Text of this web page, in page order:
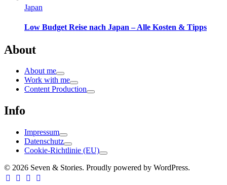
Japan
Low Budget Reise nach Japan – Alle Kosten & Tipps
About
About me
Work with me
Content Production
Info
Impressum
Datenschutz
Cookie-Richtlinie (EU)
© 2026 Seven & Stories. Proudly powered by WordPress.